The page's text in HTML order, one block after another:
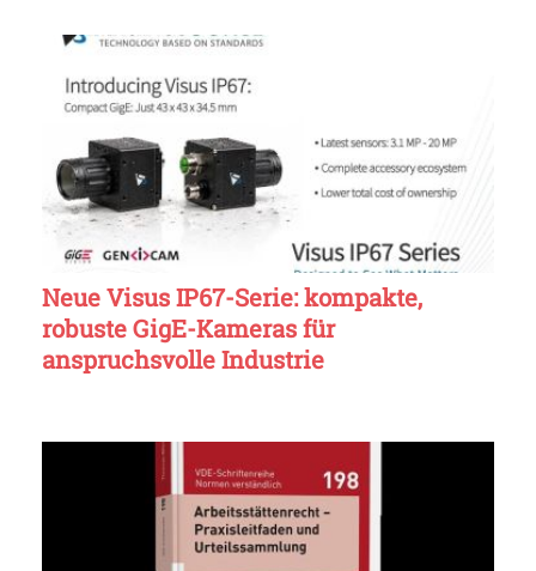
Neue Visus IP67-Serie: kompakte,
robuste GigE-Kameras für
anspruchsvolle Industrie